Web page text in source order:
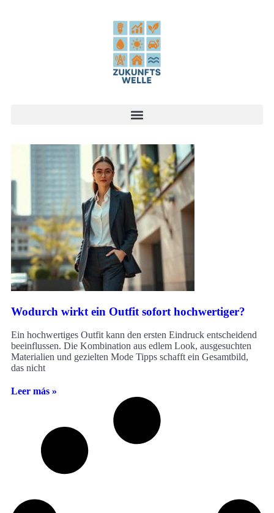
Wodurch wirkt ein Outfit sofort hochwertiger?
Ein hochwertiges Outfit kann den ersten Eindruck entscheidend
beeinflussen. Die Kombination aus edlem Look, ausgesuchten
Materialien und gezielten Mode Tipps schafft ein Gesamtbild,
das nicht
Leer más »